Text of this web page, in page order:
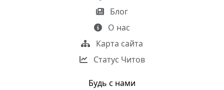
Блог
О нас
Карта сайта
Статус Читов
Будь с нами